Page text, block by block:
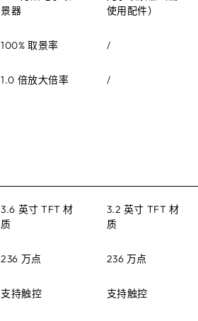
景器
使用配件）
100% 取景率 /
1.0 倍放大倍率 /
3.6 英寸 TFT 材
质
3.2 英寸 TFT 材
质
236 万点 236 万点
支持触控 支持触控